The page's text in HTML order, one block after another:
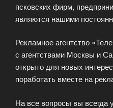
псковских фирм,
являются нашими
Рекламное агентство
с агентствами Москвы и
открыто для новых
поработать вместе на
На все вопросы вы всегда